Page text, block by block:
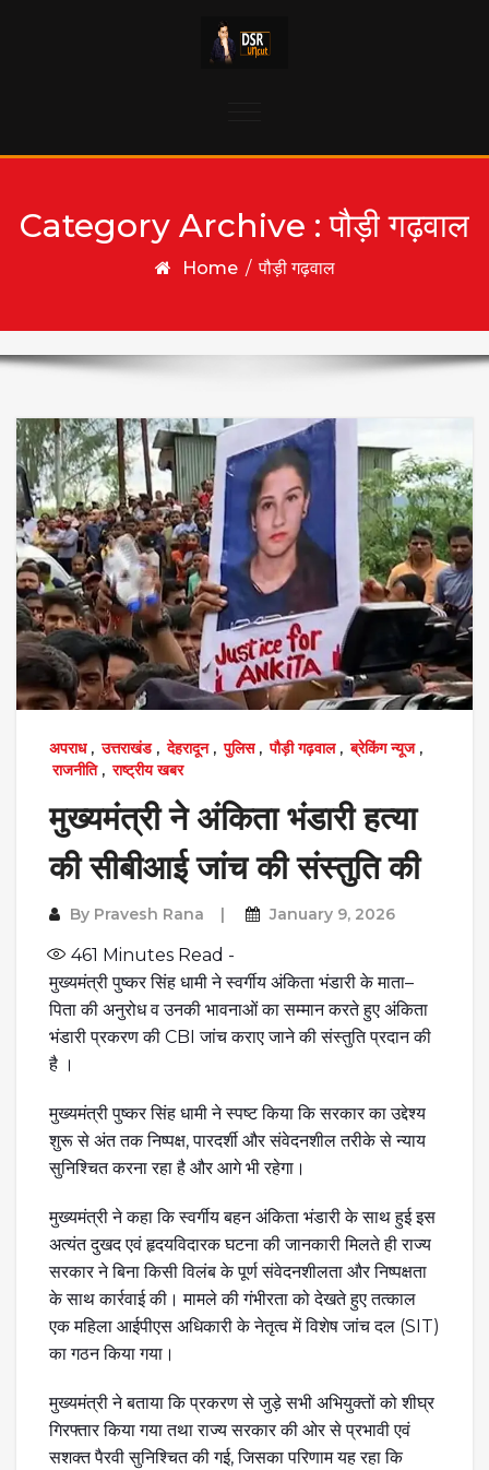
Category Archive : पौड़ी गढ़वाल
Home / पौड़ी गढ़वाल
अपराध, उत्तराखंड, देहरादून, पुलिस, पौड़ी गढ़वाल, ब्रेकिंग न्यूज,
राजनीति, राष्ट्रीय खबर
मुख्यमंत्री ने अंकिता भंडारी हत्या
की सीबीआई जांच की संस्तुति की
By Pravesh Rana January 9, 2026
461 Minutes Read -
मुख्यमंत्री पुष्कर सिंह धामी ने स्वर्गीय अंकिता भंडारी के माता–
पिता की अनुरोध व उनकी भावनाओं का सम्मान करते हुए अंकिता
भंडारी प्रकरण की CBI जांच कराए जाने की संस्तुति प्रदान की
है ।
मुख्यमंत्री पुष्कर सिंह धामी ने स्पष्ट किया कि सरकार का उद्देश्य
शुरू से अंत तक निष्पक्ष, पारदर्शी और संवेदनशील तरीके से न्याय
सुनिश्चित करना रहा है और आगे भी रहेगा।
मुख्यमंत्री ने कहा कि स्वर्गीय बहन अंकिता भंडारी के साथ हुई इस
अत्यंत दुखद एवं हृदयविदारक घटना की जानकारी मिलते ही राज्य
सरकार ने बिना किसी विलंब के पूर्ण संवेदनशीलता और निष्पक्षता
के साथ कार्रवाई की। मामले की गंभीरता को देखते हुए तत्काल
एक महिला आईपीएस अधिकारी के नेतृत्व में विशेष जांच दल (SIT)
का गठन किया गया।
मुख्यमंत्री ने बताया कि प्रकरण से जुड़े सभी अभियुक्तों को शीघ्र
गिरफ्तार किया गया तथा राज्य सरकार की ओर से प्रभावी एवं
सशक्त पैरवी सुनिश्चित की गई, जिसका परिणाम यह रहा कि